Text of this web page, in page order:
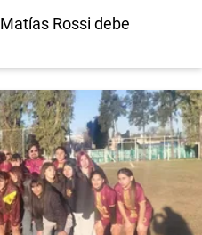
Matías Rossi debe